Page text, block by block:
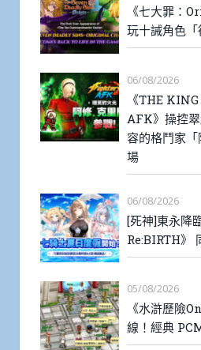
《七大罪：
玩十誡角色「
06/08/2026
《THE
AFK》操控
容的格鬥家
場
06/08/2026
[死神]東永降
Re:BIRTH》
05/08/2026
《水滸歷險
線！經典